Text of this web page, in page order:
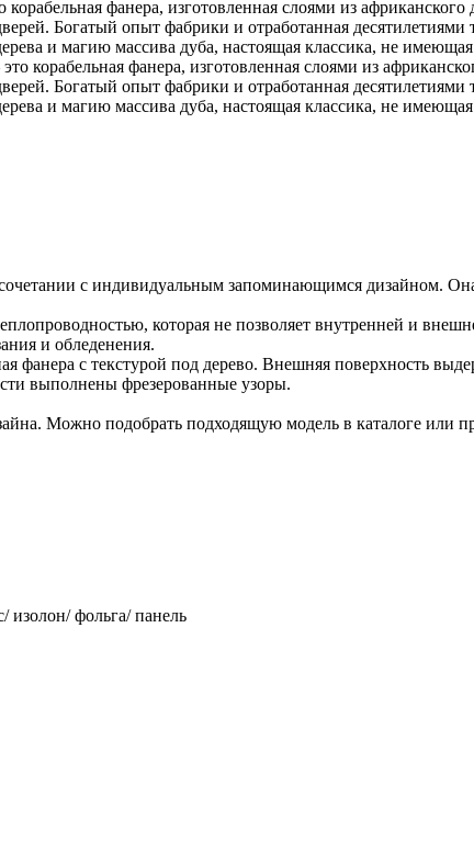
фанера, изготовленная слоями из африканского
Богатый опыт фабрики и отработанная десятилетиями
и магию массива дуба, настоящая классика, не
фанера, изготовленная слоями из
Богатый опыт фабрики и отработанная десятилетиями
и магию массива дуба, настоящая классика, не
с индивидуальным запоминающимся дизайном.
которая не позволяет внутренней и
и обледенения.
с текстурой под дерево. Внешняя поверхность
выполнены фрезерованные узоры.
Можно подобрать подходящую модель в каталоге или
изолон/ фольга/ панель